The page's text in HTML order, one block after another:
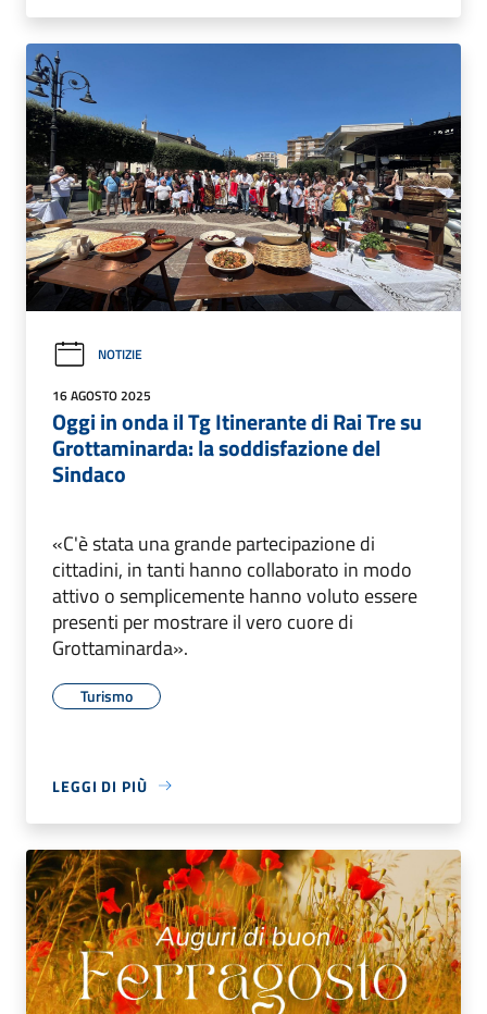
NOTIZIE
16 AGOSTO 2025
Oggi in onda il Tg Itinerante di Rai Tre su
Grottaminarda: la soddisfazione del
Sindaco
«C'è stata una grande partecipazione di
cittadini, in tanti hanno collaborato in modo
attivo o semplicemente hanno voluto essere
presenti per mostrare il vero cuore di
Grottaminarda».
Turismo
LEGGI DI PIÙ